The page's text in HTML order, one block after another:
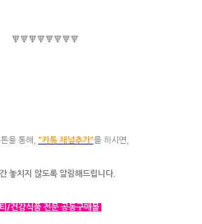
🔻🔻🔻🔻🔻🔻🔻🔻
을 통해, "카톡 채널추가"를 하시면,
놓치지 않도록 알림해드립니다.
/건강식품 전문 공동구매몰